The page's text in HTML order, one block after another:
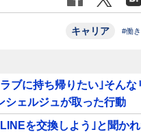
キャリア #働
ブに持ち帰りたい｣そん
シェルジュが取った行動
を交換しよう｣と聞か